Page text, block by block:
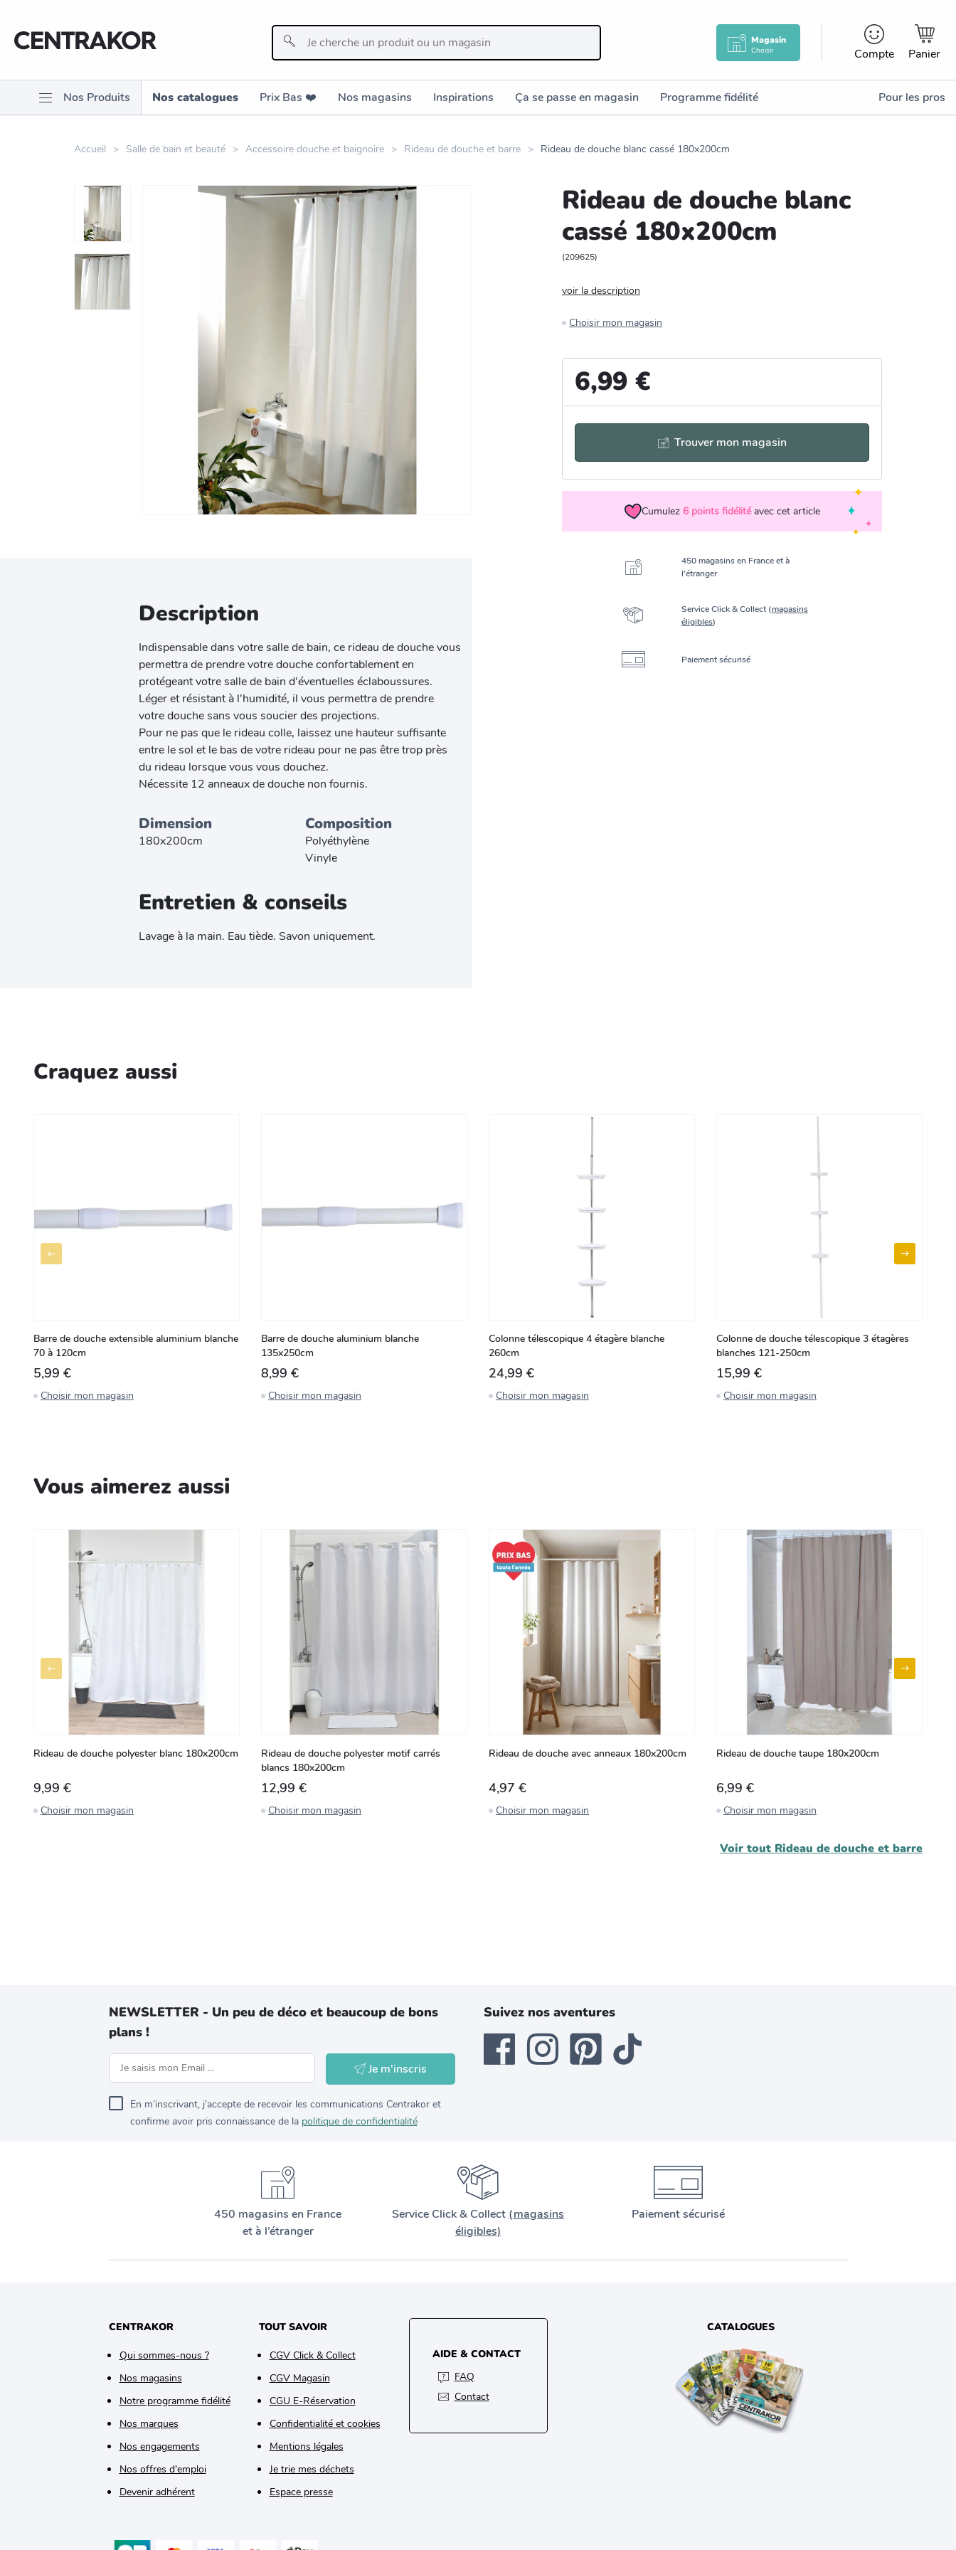
Magasin
Choisir Compte Panier
Nos Produits Nos catalogues Prix Bas ❤️️ Nos magasins Inspirations Ça se passe en magasin Programme fidélité Pour les pros
Accueil Salle de bain et beauté Accessoire douche et baignoire Rideau de douche et barre Rideau de douche blanc cassé 180x200cm
Description
Indispensable dans votre salle de bain, ce rideau de douche vous
permettra de prendre votre douche confortablement en
protégeant votre salle de bain d'éventuelles éclaboussures.
Léger et résistant à l'humidité, il vous permettra de prendre
votre douche sans vous soucier des projections.
Pour ne pas que le rideau colle, laissez une hauteur suffisante
entre le sol et le bas de votre rideau pour ne pas être trop près
du rideau lorsque vous vous douchez.
Nécessite 12 anneaux de douche non fournis.
Dimension
180x200cm
Composition
Polyéthylène
Vinyle
Entretien & conseils
Lavage à la main. Eau tiède. Savon uniquement.
Rideau de douche blanc
cassé 180x200cm
(209625)
voir la description
Choisir mon magasin
6,99 €
Trouver mon magasin
Cumulez 6 points fidélité avec cet article
450 magasins en France et à
l’étranger
Service Click & Collect (magasins
éligibles)
Paiement sécurisé
Craquez aussi
Barre de douche extensible aluminium blanche
70 à 120cm
5,99 €
Choisir mon magasin
Barre de douche aluminium blanche
135x250cm
8,99 €
Choisir mon magasin
Colonne télescopique 4 étagère blanche
260cm
24,99 €
Choisir mon magasin
Colonne de douche télescopique 3 étagères
blanches 121-250cm
15,99 €
Choisir mon magasin
Vous aimerez aussi
Rideau de douche polyester blanc 180x200cm
9,99 €
Choisir mon magasin
Rideau de douche polyester motif carrés
blancs 180x200cm
12,99 €
Choisir mon magasin
Rideau de douche avec anneaux 180x200cm
4,97 €
Choisir mon magasin
Rideau de douche taupe 180x200cm
6,99 €
Choisir mon magasin
Voir tout Rideau de douche et barre
NEWSLETTER - Un peu de déco et beaucoup de bons
plans !
Je m'inscris
En m’inscrivant, j’accepte de recevoir les communications Centrakor et
confirme avoir pris connaissance de la politique de confidentialité
Suivez nos aventures
450 magasins en France
et à l’étranger
Service Click & Collect (magasins
éligibles)
Paiement sécurisé
CENTRAKOR
Qui sommes-nous ?
Nos magasins
Notre programme fidélité
Nos marques
Nos engagements
Nos offres d'emploi
Devenir adhérent
TOUT SAVOIR
CGV Click & Collect
CGV Magasin
CGU E-Réservation
Confidentialité et cookies
Mentions légales
Je trie mes déchets
Espace presse
AIDE & CONTACT
FAQ
Contact
CATALOGUES